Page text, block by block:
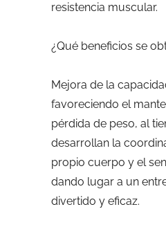
resistencia muscular.
¿Qué beneficios se
Mejora de la
favoreciendo el
pérdida de peso, al
desarrollan la
propio cuerpo y el
dando lugar a un
divertido y eficaz.